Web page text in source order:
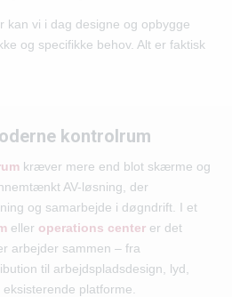
kan vi i dag designe og opbygge
og specifikke behov. Alt er faktisk
kontrolrum
kræver mere end blot skærme og
AV-løsning, der
og samarbejde i døgndrift. I et
eller operations center er det
arbejder sammen – fra
til arbejdspladsdesign, lyd,
platforme.